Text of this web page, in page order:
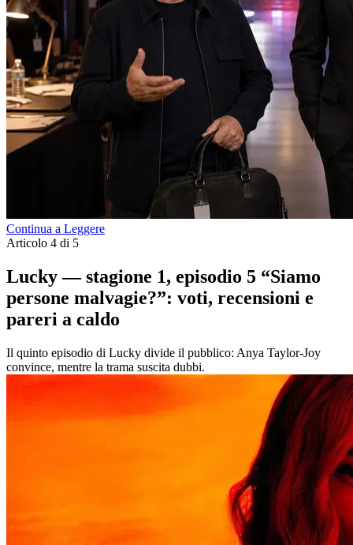
Continua a Leggere
Articolo 4 di 5
Lucky — stagione 1, episodio 5 “Siamo
persone malvagie?”: voti, recensioni e
pareri a caldo
Il quinto episodio di Lucky divide il pubblico: Anya Taylor-Joy
convince, mentre la trama suscita dubbi.